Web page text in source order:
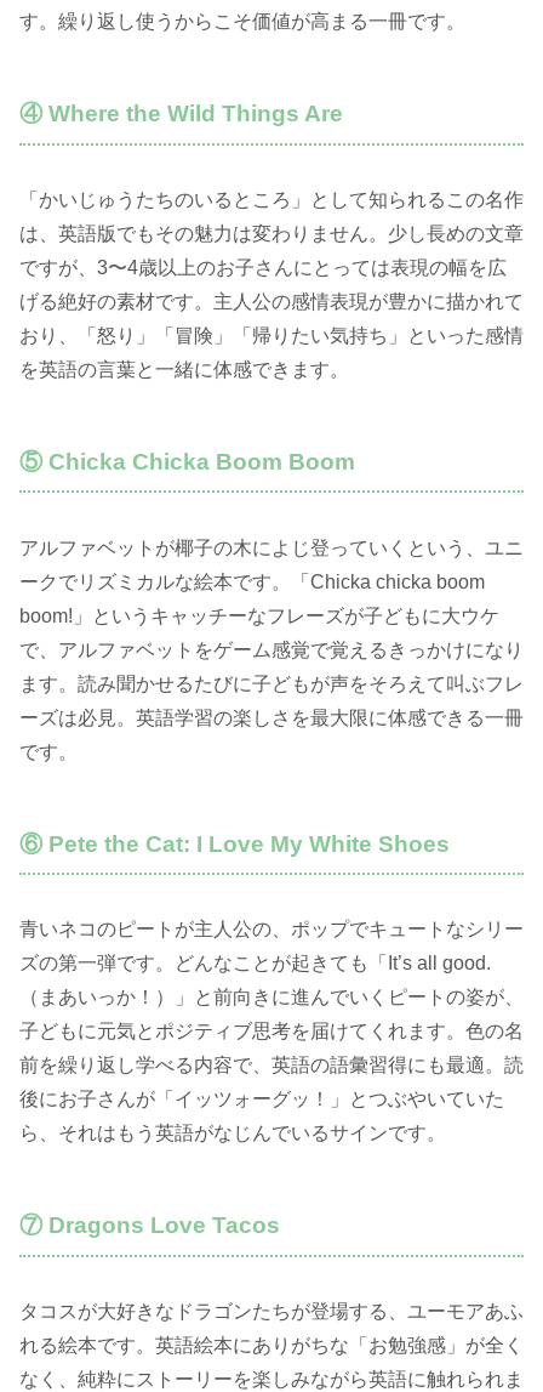
す。繰り返し使うからこそ価値が高まる一冊です。
④ Where the Wild Things Are
「かいじゅうたちのいるところ」として知られるこの名作
は、英語版でもその魅力は変わりません。少し長めの文章
ですが、3〜4歳以上のお子さんにとっては表現の幅を広
げる絶好の素材です。主人公の感情表現が豊かに描かれて
おり、「怒り」「冒険」「帰りたい気持ち」といった感情
を英語の言葉と一緒に体感できます。
⑤ Chicka Chicka Boom Boom
アルファベットが椰子の木によじ登っていくという、ユニ
ークでリズミカルな絵本です。「Chicka chicka boom
boom!」というキャッチーなフレーズが子どもに大ウケ
で、アルファベットをゲーム感覚で覚えるきっかけになり
ます。読み聞かせるたびに子どもが声をそろえて叫ぶフレ
ーズは必見。英語学習の楽しさを最大限に体感できる一冊
です。
⑥ Pete the Cat: I Love My White Shoes
青いネコのピートが主人公の、ポップでキュートなシリー
ズの第一弾です。どんなことが起きても「It’s all good.
（まあいっか！）」と前向きに進んでいくピートの姿が、
子どもに元気とポジティブ思考を届けてくれます。色の名
前を繰り返し学べる内容で、英語の語彙習得にも最適。読
後にお子さんが「イッツォーグッ！」とつぶやいていた
ら、それはもう英語がなじんでいるサインです。
⑦ Dragons Love Tacos
タコスが大好きなドラゴンたちが登場する、ユーモアあふ
れる絵本です。英語絵本にありがちな「お勉強感」が全く
なく、純粋にストーリーを楽しみながら英語に触れられま